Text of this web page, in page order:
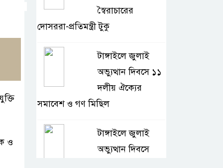
ও
স্বৈরাচারের
দোসররা-প্রতিমন্ত্রী টুকু
টাঙ্গাইলে জুলাই
অভ্যুত্থান দিবসে ১১
দলীয় ঐক্যের
সমাবেশ ও গণ মিছিল
টাঙ্গাইলে জুলাই
অভ্যুত্থান দিবসে